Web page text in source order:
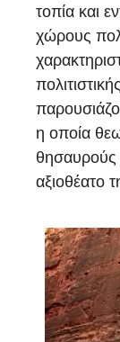
τοπία και
χώρους
η οποία
θησαυρούς
αξιοθέατο